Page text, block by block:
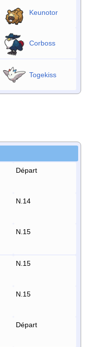
Keunotor
Corboss
Togekiss
Départ
N.14
N.15
N.15
N.15
Départ